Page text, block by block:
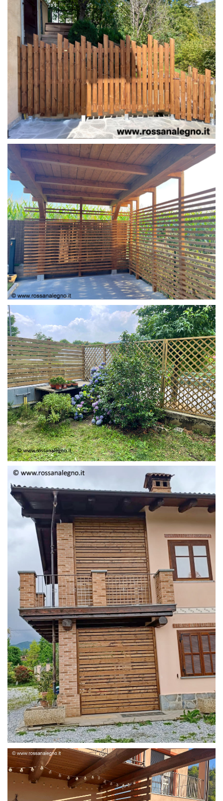
FRANGIVISTA
FRANGIVISTA E GRIGLIATI
FRANGIVISTA